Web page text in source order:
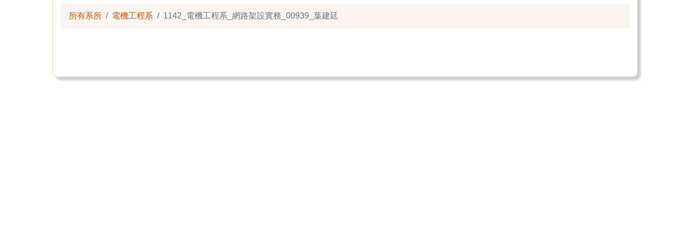
所有系所 電機工程系 1142_電機工程系_網路架設實務_00939_葉建廷